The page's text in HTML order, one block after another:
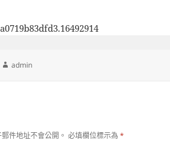
作
admin
件地址不會公開。 必填欄位標示為*